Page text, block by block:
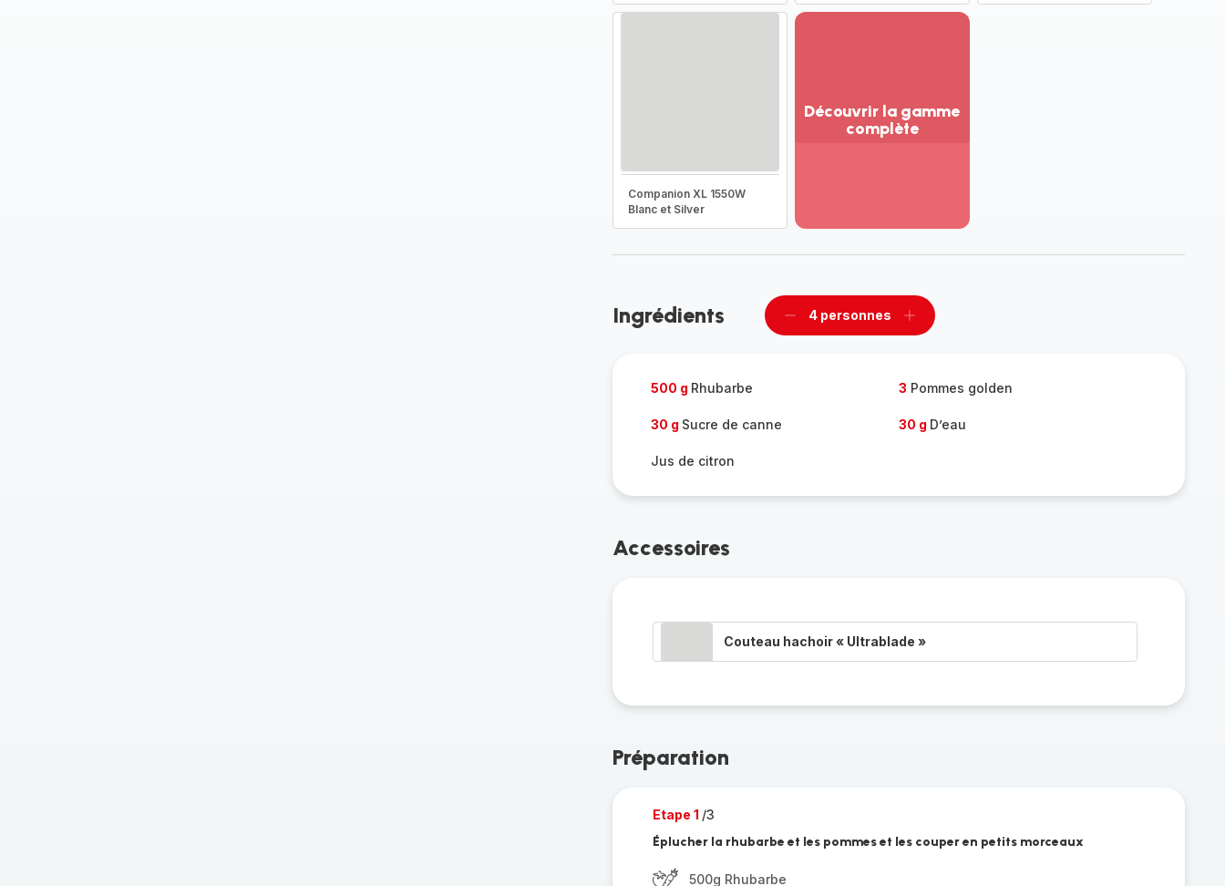
Companion XL 1550W
Blanc et Silver
Découvrir la gamme
complète
complète
Ingrédients
Supprimer
4 personnes
Ajouter
500 g Rhubarbe 3 Pommes golden
30 g Sucre de canne 30 g D’eau
Jus de citron
Accessoires
Couteau hachoir « Ultrablade »
Préparation
Etape 1 /3
Éplucher la rhubarbe et les pommes et les couper en petits morceaux
500g Rhubarbe